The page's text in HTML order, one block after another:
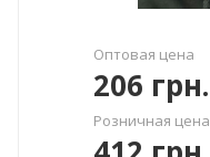
Оптовая цена
206 грн.
Розничная цена